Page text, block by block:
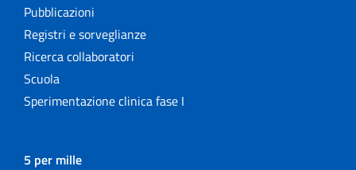
Pubblicazioni
Registri e sorveglianze
Ricerca collaboratori
Scuola
Sperimentazione clinica fase I
5 per mille